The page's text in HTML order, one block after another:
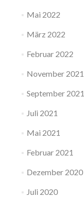
Mai 2022
März 2022
Februar 2022
November 2021
September 2021
Juli 2021
Mai 2021
Februar 2021
Dezember 2020
Juli 2020